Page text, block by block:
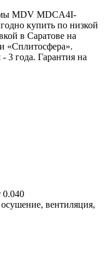
MDV MDCA4I-
купить по низкой
в Саратове на
«Сплитосфера».
3 года. Гарантия на
0.040
вентиляция,